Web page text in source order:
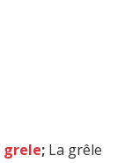
grele; La grêle